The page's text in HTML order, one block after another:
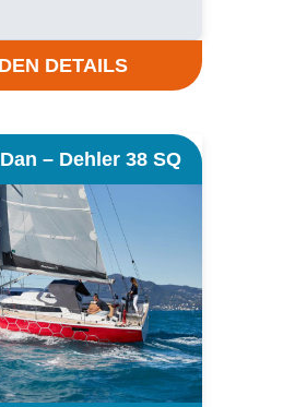
DETAILS
– Dehler 38 SQ